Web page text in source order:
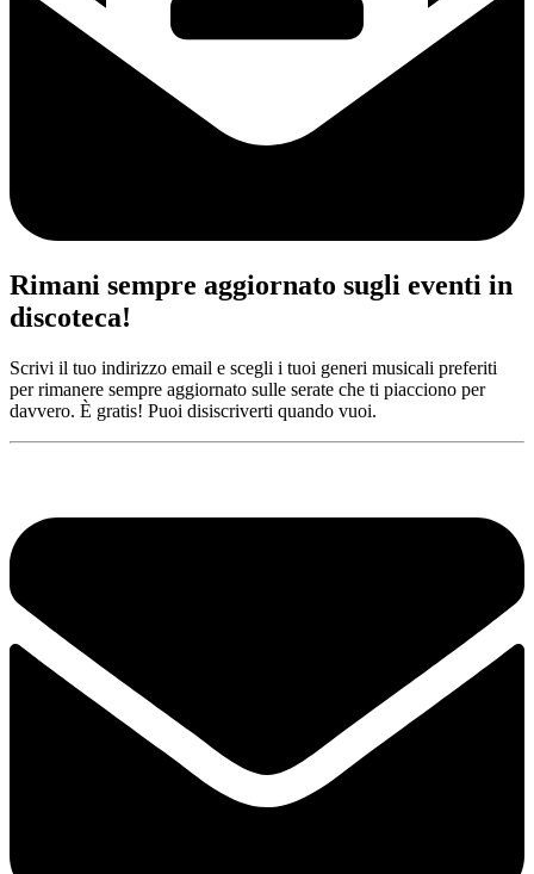
Rimani sempre aggiornato sugli eventi in
discoteca!
Scrivi il tuo indirizzo email e scegli i tuoi generi musicali preferiti
per rimanere sempre aggiornato sulle serate che ti piacciono per
davvero. È gratis! Puoi disiscriverti quando vuoi.